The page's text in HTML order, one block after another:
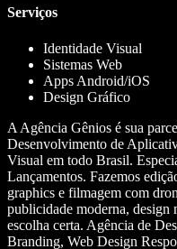
Serviços
Identidade Visual
Sistemas Web
Apps Android/iOS
Design Gráfico
A Agência Gênios é sua
Desenvolvimento de
Visual em todo Brasil.
Lançamentos. Fazemos
graphics e filmagem com
publicidade moderna, design
escolha certa. Agência de
Branding, Web Design